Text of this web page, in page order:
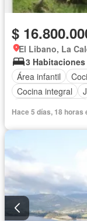
$
El Libano, La
3 Habitaciones
Área infantil
Cocina integral
Hace 5 días, 18 horas